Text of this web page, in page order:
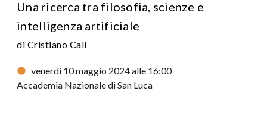
Una ricerca tra filosofia, scienze e
intelligenza artificiale
di Cristiano Calì
venerdì 10 maggio 2024 alle 16:00
Accademia Nazionale di San Luca